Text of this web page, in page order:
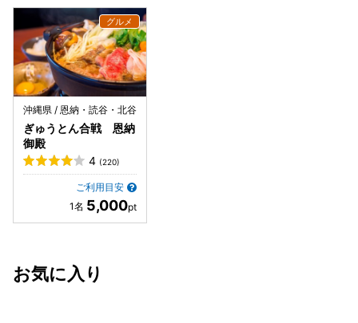
沖縄県 / 恩納・読谷・北谷
ぎゅうとん合戦 恩納
御殿
4 (220)
ご利用目安
5,000
お気に入り